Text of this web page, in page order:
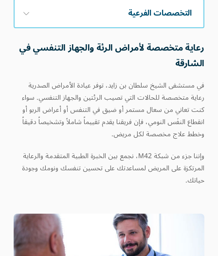
التخصصات الفرعية
رعاية متخصصة لأمراض الرئة والجهاز التنفسي في
الشارقة
في مستشفى الشيخ سلطان بن زايد، توفر عيادة الأمراض الصدرية
رعاية متخصصة للحالات التي تصيب الرئتين والجهاز التنفسي. سواء
كنت تعاني من سعال مستمر أو ضيق في التنفس أو أعراض الربو أو
انقطاع النفَس النومي، فإن فريقنا يقدم تقييماً شاملاً وتشخيصاً دقيقاً
وخطط علاج مخصصة لكل مريض.
وإننا جزء من شبكة M42، نجمع بين الخبرة الطبية المتقدمة والرعاية
المرتكزة على المريض لمساعدتك على تحسين تنفسك ونومك وجودة
حياتك.